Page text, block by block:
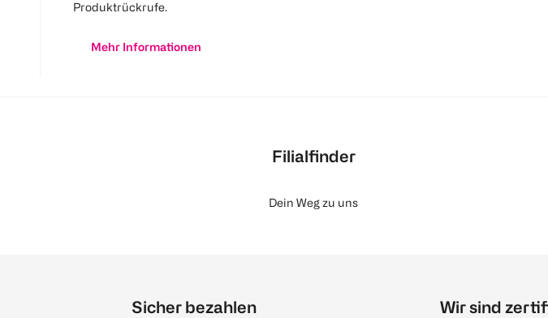
Produktrückrufe.
Mehr Informationen
Filialfinder
Dein Weg zu uns
Sicher bezahlen Wir sind